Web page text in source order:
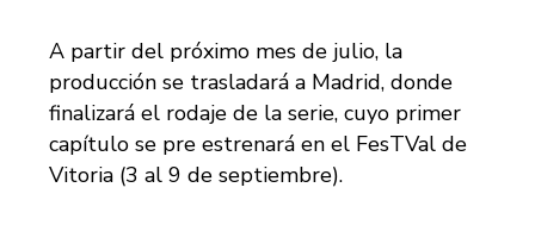
A partir del próximo mes de julio, la
producción se trasladará a Madrid, donde
finalizará el rodaje de la serie, cuyo primer
capítulo se pre estrenará en el FesTVal de
Vitoria (3 al 9 de septiembre).